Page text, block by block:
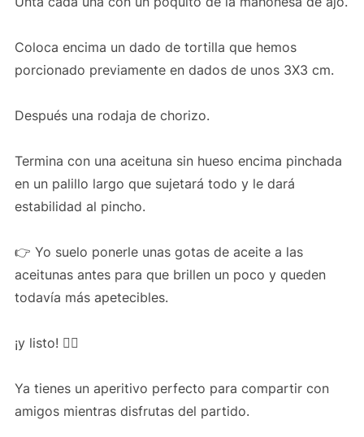
Coloca encima un dado de tortilla que hemos
porcionado previamente en dados de unos 3X3 cm.
Después una rodaja de chorizo.
Termina con una aceituna sin hueso encima pinchada
en un palillo largo que sujetará todo y le dará
estabilidad al pincho.
👉 Yo suelo ponerle unas gotas de aceite a las
aceitunas antes para que brillen un poco y queden
todavía más apetecibles.
¡y listo! 👍🏻
Ya tienes un aperitivo perfecto para compartir con
amigos mientras disfrutas del partido.